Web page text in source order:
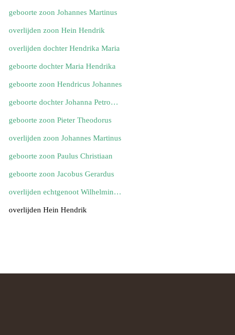
geboorte zoon Johannes Martinus
overlijden zoon Hein Hendrik
overlijden dochter Hendrika Maria
geboorte dochter Maria Hendrika
geboorte zoon Hendricus Johannes
geboorte dochter Johanna Petronella
geboorte zoon Pieter Theodorus
overlijden zoon Johannes Martinus
geboorte zoon Paulus Christiaan
geboorte zoon Jacobus Gerardus
overlijden echtgenoot Wilhelmina Huberta Secllia
overlijden Hein Hendrik